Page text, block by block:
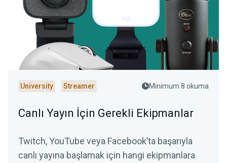
University Streamer Minimum 8 okuma
Canlı Yayın İçin Gerekli Ekipmanlar
Twitch, YouTube veya Facebook’ta başarıyla
canlı yayına başlamak için hangi ekipmanlara